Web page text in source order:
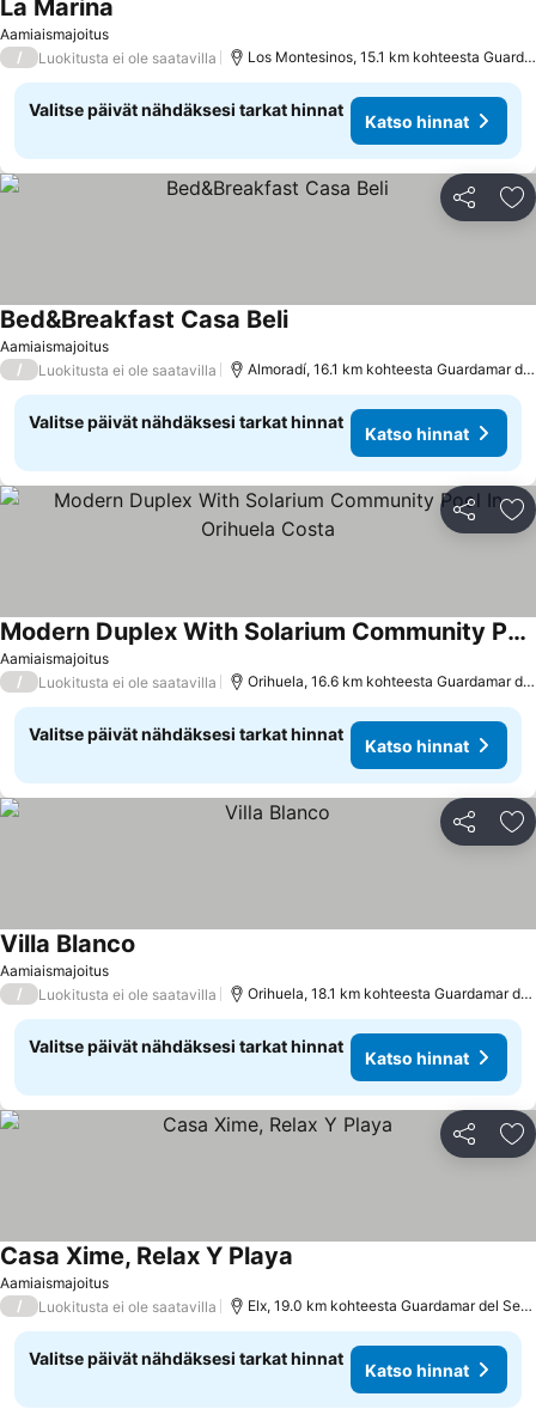
Aamiaismajoitus
La Marina
/ Luokitusta ei ole saatavilla Los Montesinos, 15.1 km kohteesta Guardamar del Segura
Valitse päivät nähdäksesi tarkat hinnat
Katso hinnat
Jaa
Aamiaismajoitus
Bed&Breakfast Casa Beli
/ Luokitusta ei ole saatavilla Almoradí, 16.1 km kohteesta Guardamar del Segura
Valitse päivät nähdäksesi tarkat hinnat
Katso hinnat
Jaa
Aamiaismajoitus
Modern Duplex With Solarium Community Pool In Orihuela Costa
/ Luokitusta ei ole saatavilla Orihuela, 16.6 km kohteesta Guardamar del Segura
Valitse päivät nähdäksesi tarkat hinnat
Katso hinnat
Jaa
Aamiaismajoitus
Villa Blanco
/ Luokitusta ei ole saatavilla Orihuela, 18.1 km kohteesta Guardamar del Segura
Valitse päivät nähdäksesi tarkat hinnat
Katso hinnat
Jaa
Aamiaismajoitus
Casa Xime, Relax Y Playa
/ Luokitusta ei ole saatavilla Elx, 19.0 km kohteesta Guardamar del Segura
Valitse päivät nähdäksesi tarkat hinnat
Katso hinnat